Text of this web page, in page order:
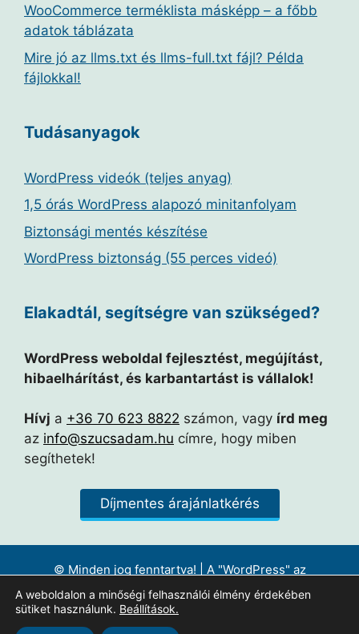
WooCommerce terméklista másképp – a főbb
adatok táblázata
Mire jó az llms.txt és llms-full.txt fájl? Példa
fájlokkal!
Tudásanyagok
WordPress videók (teljes anyag)
1,5 órás WordPress alapozó minitanfolyam
Biztonsági mentés készítése
WordPress biztonság (55 perces videó)
Elakadtál, segítségre van szükséged?
WordPress weboldal fejlesztést, megújítást,
hibaelhárítást, és karbantartást is vállalok!
Hívj a +36 70 623 8822 számon, vagy írd meg
az info@szucsadam.hu címre, hogy miben
segíthetek!
Díjmentes árajánlatkérés
© Minden jog fenntartva! | A "WordPress" az
Automattic Inc. bejegyzett védjegye. |
Ikonok forrása
Adatkezelési tájékoztató| Impresszum
A weboldalon a minőségi felhasználói élmény érdekében
sütiket használunk. Beállítások.